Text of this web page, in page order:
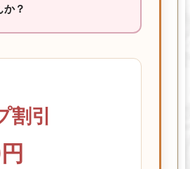
？
割引